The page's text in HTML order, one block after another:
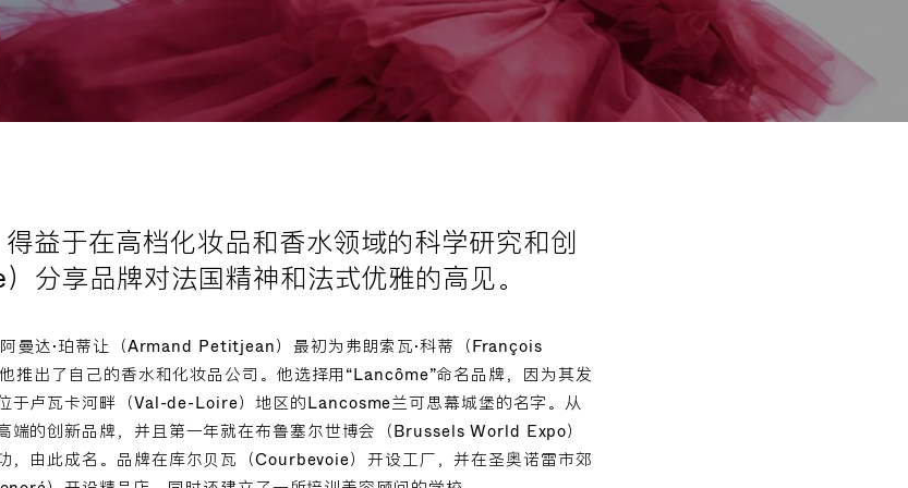
益于在高档化妆品和香水领域的科学研究和创
分享品牌对法国精神和法式优雅的高见。
曼达·珀蒂让（Armand Petitjean）最初为弗朗索瓦·科蒂（François
推出了自己的香水和化妆品公司。他选择用“Lancôme”命名品牌，因为其发
于卢瓦卡河畔（Val-de-Loire）地区的Lancosme兰可思幕城堡的名字。从
端的创新品牌，并且第一年就在布鲁塞尔世博会（Brussels World Expo）
，由此成名。品牌在库尔贝瓦（Courbevoie）开设工厂，并在圣奥诺雷市郊